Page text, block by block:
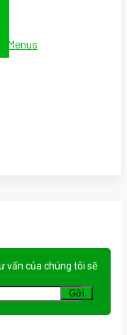
Menus
vấn của chúng tôi sẽ